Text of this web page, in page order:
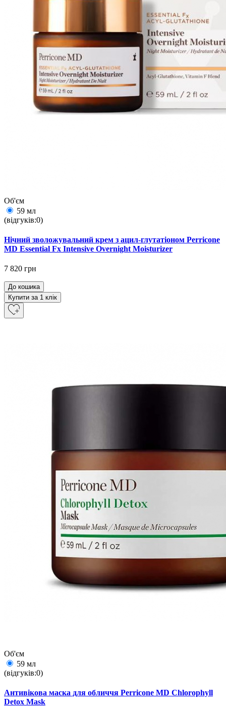
Об'єм
59 мл
(відгуків:0)
Нічний зволожувальний крем з ацил-глутатіоном Perricone
MD Essential Fx Intensive Overnight Moisturizer
7 820 грн
До кошика
Купити за 1 клiк
Об'єм
59 мл
(відгуків:0)
Антивікова маска для обличчя Perricone MD Chlorophyll
Detox Mask